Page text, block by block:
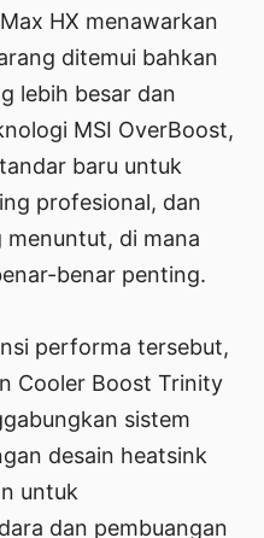
HX menawarkan
ditemui bahkan
lebih besar dan
MSI OverBoost,
baru untuk
profesional, dan
di mana
benar penting.
performa tersebut,
Cooler Boost Trinity
sistem
desain heatsink
untuk
dan pembuangan